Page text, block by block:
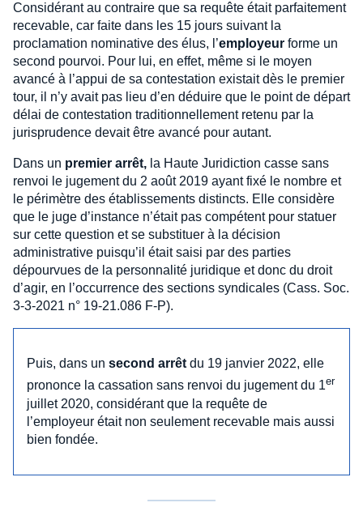
Considérant au contraire que sa requête était parfaitement
recevable, car faite dans les 15 jours suivant la
proclamation nominative des élus, l’employeur forme un
second pourvoi. Pour lui, en effet, même si le moyen
avancé à l’appui de sa contestation existait dès le premier
tour, il n’y avait pas lieu d’en déduire que le point de départ
délai de contestation traditionnellement retenu par la
jurisprudence devait être avancé pour autant.
Dans un premier arrêt, la Haute Juridiction casse sans
renvoi le jugement du 2 août 2019 ayant fixé le nombre et
le périmètre des établissements distincts. Elle considère
que le juge d’instance n’était pas compétent pour statuer
sur cette question et se substituer à la décision
administrative puisqu’il était saisi par des parties
dépourvues de la personnalité juridique et donc du droit
d’agir, en l’occurrence des sections syndicales (Cass. Soc.
3-3-2021 n° 19-21.086 F-P).
Puis, dans un second arrêt du 19 janvier 2022, elle
prononce la cassation sans renvoi du jugement du 1er
juillet 2020, considérant que la requête de
l’employeur était non seulement recevable mais aussi
bien fondée.